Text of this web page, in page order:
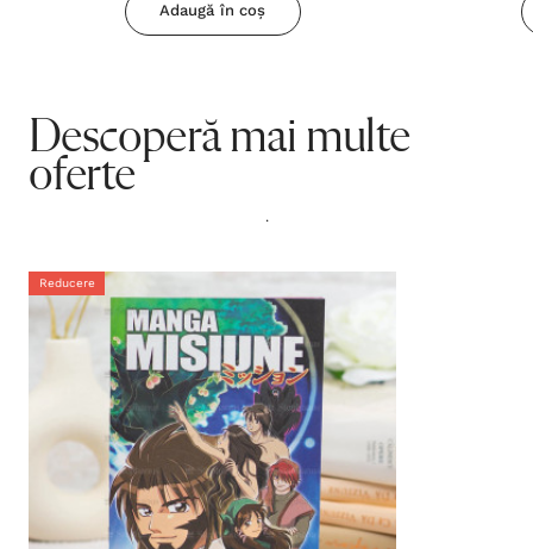
Adaugă în coș
Descoperă mai multe
oferte
.
Reducere